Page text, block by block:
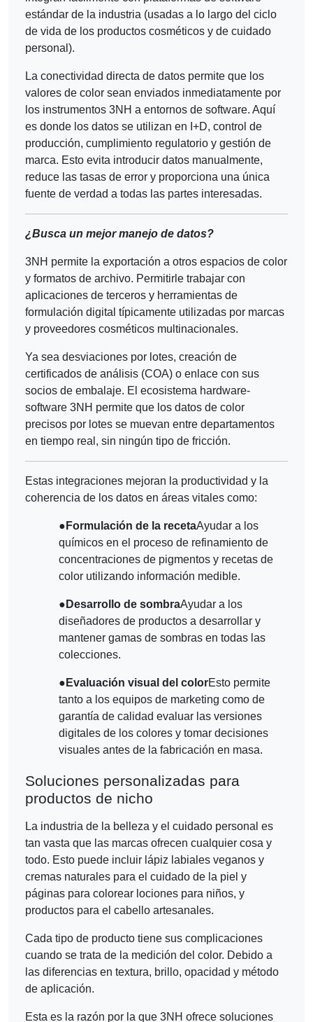
estándar de la industria (usadas a lo largo del ciclo
de vida de los productos cosméticos y de cuidado
personal).
La conectividad directa de datos permite que los
valores de color sean enviados inmediatamente por
los instrumentos 3NH a entornos de software. Aquí
es donde los datos se utilizan en I+D, control de
producción, cumplimiento regulatorio y gestión de
marca. Esto evita introducir datos manualmente,
reduce las tasas de error y proporciona una única
fuente de verdad a todas las partes interesadas.
¿Busca un mejor manejo de datos?
3NH permite la exportación a otros espacios de color
y formatos de archivo. Permitirle trabajar con
aplicaciones de terceros y herramientas de
formulación digital típicamente utilizadas por marcas
y proveedores cosméticos multinacionales.
Ya sea desviaciones por lotes, creación de
certificados de análisis (COA) o enlace con sus
socios de embalaje. El ecosistema hardware-
software 3NH permite que los datos de color
precisos por lotes se muevan entre departamentos
en tiempo real, sin ningún tipo de fricción.
Estas integraciones mejoran la productividad y la
coherencia de los datos en áreas vitales como:
● Formulación de la recetaAyudar a los
químicos en el proceso de refinamiento de
concentraciones de pigmentos y recetas de
color utilizando información medible.
● Desarrollo de sombraAyudar a los
diseñadores de productos a desarrollar y
mantener gamas de sombras en todas las
colecciones.
● Evaluación visual del colorEsto permite
tanto a los equipos de marketing como de
garantía de calidad evaluar las versiones
digitales de los colores y tomar decisiones
visuales antes de la fabricación en masa.
Soluciones personalizadas para
productos de nicho
La industria de la belleza y el cuidado personal es
tan vasta que las marcas ofrecen cualquier cosa y
todo. Esto puede incluir lápiz labiales veganos y
cremas naturales para el cuidado de la piel y
páginas para colorear lociones para niños, y
productos para el cabello artesanales.
Cada tipo de producto tiene sus complicaciones
cuando se trata de la medición del color. Debido a
las diferencias en textura, brillo, opacidad y método
de aplicación.
Esta es la razón por la que 3NH ofrece soluciones